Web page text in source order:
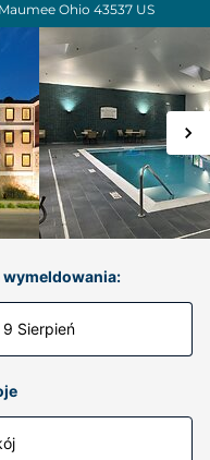
Maumee Ohio 43537 US
wymeldowania:
9 Sierpień